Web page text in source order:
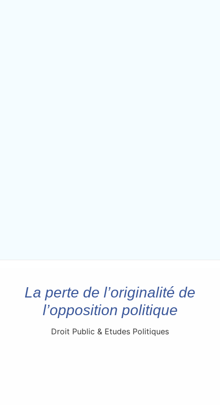
La perte de l’originalité de
l’opposition politique
Droit Public & Etudes Politiques